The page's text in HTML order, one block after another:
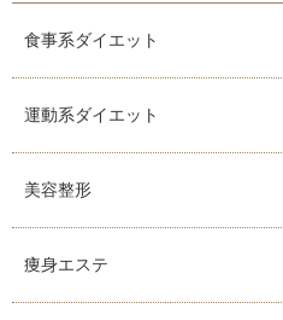
食事系ダイエット
運動系ダイエット
美容整形
痩身エステ